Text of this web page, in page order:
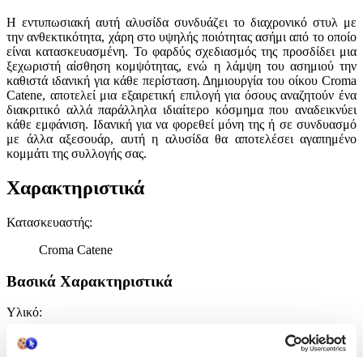
Η εντυπωσιακή αυτή αλυσίδα συνδυάζει το διαχρονικό στυλ με
την ανθεκτικότητα, χάρη στο υψηλής ποιότητας ασήμι από το οποίο
είναι κατασκευασμένη. Το φαρδύς σχεδιασμός της προσδίδει μια
ξεχωριστή αίσθηση κομψότητας, ενώ η λάμψη του ασημιού την
καθιστά ιδανική για κάθε περίσταση. Δημιουργία του οίκου Croma
Catene, αποτελεί μια εξαιρετική επιλογή για όσους αναζητούν ένα
διακριτικό αλλά παράλληλα ιδιαίτερο κόσμημα που αναδεικνύει
κάθε εμφάνιση. Ιδανική για να φορεθεί μόνη της ή σε συνδυασμό
με άλλα αξεσουάρ, αυτή η αλυσίδα θα αποτελέσει αγαπημένο
κομμάτι της συλλογής σας.
Χαρακτηριστικά
Κατασκευαστής:
Croma Catene
Βασικά Χαρακτηριστικά
Υλικό: